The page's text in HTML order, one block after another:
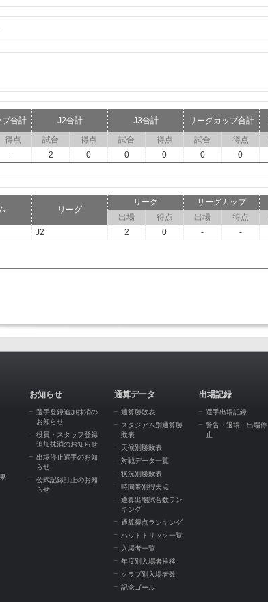
プ合計 J2合計 J3合計 リーグカップ合計
得点 試合 得点 試合 得点 試合 得点
- 2 0 0 0 0 0
リーグ
リーグ リーグカップ
出場
得点 出場 得点
J2 2 0 - -
お知らせ
選手登録追加抹消の
お知らせ
役員・スタッフ登録
追加抹消のお知らせ
出場停止選手のお知
らせ
公式記録訂正のお知
らせ
通算データ
通算勝敗表
スタジアム別通算勝
敗表
天候別勝敗表
対戦データ一覧
状況別勝敗表
時間帯別得失点
通算出場試合数ラン
キング
通算得点ランキング
ハットトリック一覧
入場者一覧
年度別入場者推移
クラブ別入場者数
記念ゴール
出場記録
選手出場記録
警告・退場・出場停
止